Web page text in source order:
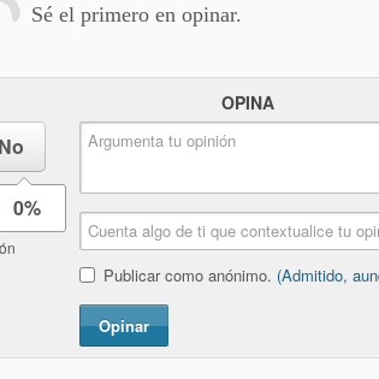
Sé el primero en opinar.
OPINA
No
0%
Publicar como anónimo. (Admitido,
Opinar